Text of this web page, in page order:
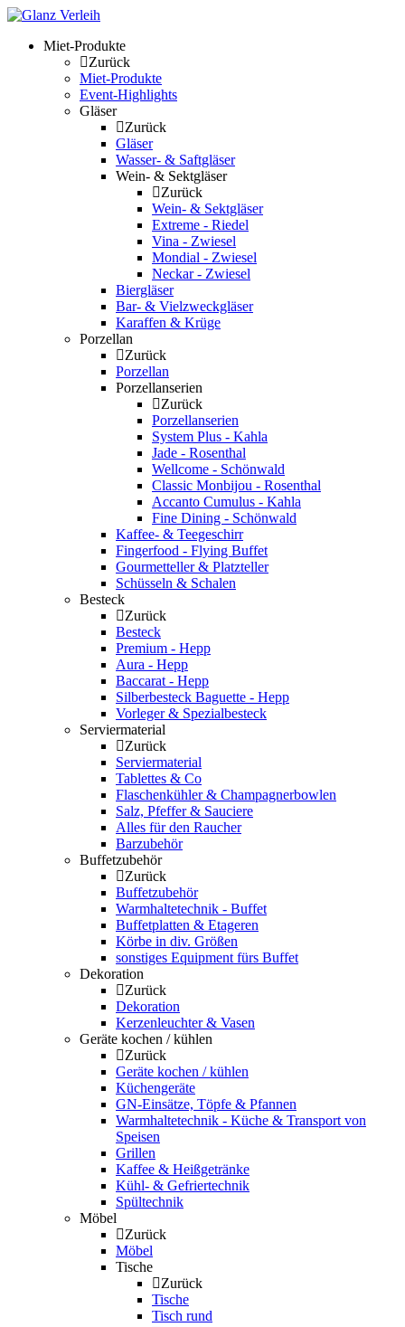
Skip
contentMiet-Produkte
Zurück
Miet-Produkte
Event-Highlights
Gläser
Zurück
Gläser
Wasser- & Saftgläser
Wein- & Sektgläser
Zurück
Wein- & Sektgläser
Extreme - Riedel
Vina - Zwiesel
Mondial - Zwiesel
Neckar - Zwiesel
Biergläser
Bar- & Vielzweckgläser
Karaffen & Krüge
Porzellan
Zurück
Porzellan
Porzellanserien
Zurück
Porzellanserien
System Plus - Kahla
Jade - Rosenthal
Wellcome - Schönwald
Classic Monbijou - Rosenthal
Accanto Cumulus - Kahla
Fine Dining - Schönwald
Kaffee- & Teegeschirr
Fingerfood - Flying Buffet
Gourmetteller & Platzteller
Schüsseln & Schalen
Besteck
Zurück
Besteck
Premium - Hepp
Aura - Hepp
Baccarat - Hepp
Silberbesteck Baguette - Hepp
Vorleger & Spezialbesteck
Serviermaterial
Zurück
Serviermaterial
Tablettes & Co
Flaschenkühler & Champagnerbowlen
Salz, Pfeffer & Sauciere
Alles für den Raucher
Barzubehör
Buffetzubehör
Zurück
Buffetzubehör
Warmhaltetechnik - Buffet
Buffetplatten & Etageren
Körbe in div. Größen
sonstiges Equipment fürs Buffet
Dekoration
Zurück
Dekoration
Kerzenleuchter & Vasen
Geräte kochen / kühlen
Zurück
Geräte kochen / kühlen
Küchengeräte
GN-Einsätze, Töpfe & Pfannen
Warmhaltetechnik - Küche & Transport von
Speisen
Grillen
Kaffee & Heißgetränke
Kühl- & Gefriertechnik
Spültechnik
Möbel
Zurück
Möbel
Tische
Zurück
Tische
Tisch rund